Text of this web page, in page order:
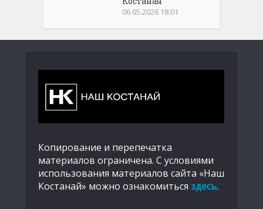
06.05.2026 18:01
Копирование и перепечатка
материалов ограничена. С условиями
использования материалов сайта «Наш
Костанай» можно ознакомиться здесь.